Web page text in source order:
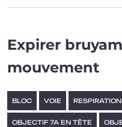
Expirer
mouvement
BLOC VOIE RESPIRATION
OBJECTIF 7A EN TÊTE